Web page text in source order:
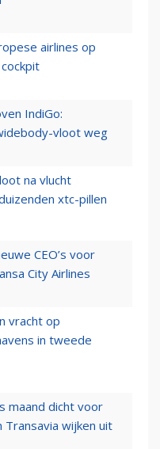
airlines op
IndiGo:
vloot weg
na vlucht
xtc-pillen
CEO’s voor
City Airlines
vracht op
in tweede
maand dicht voor
Transavia wijken uit